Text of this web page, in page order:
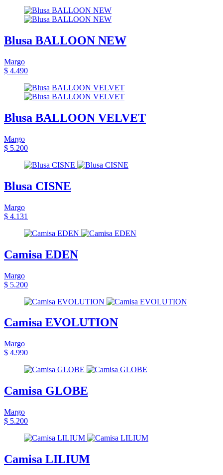
Blusa BALLOON NEW
Margo
$ 4.490
Blusa BALLOON VELVET
Margo
$ 5.200
Blusa CISNE
Margo
$ 4.131
Camisa EDEN
Margo
$ 5.200
Camisa EVOLUTION
Margo
$ 4.990
Camisa GLOBE
Margo
$ 5.200
Camisa LILIUM